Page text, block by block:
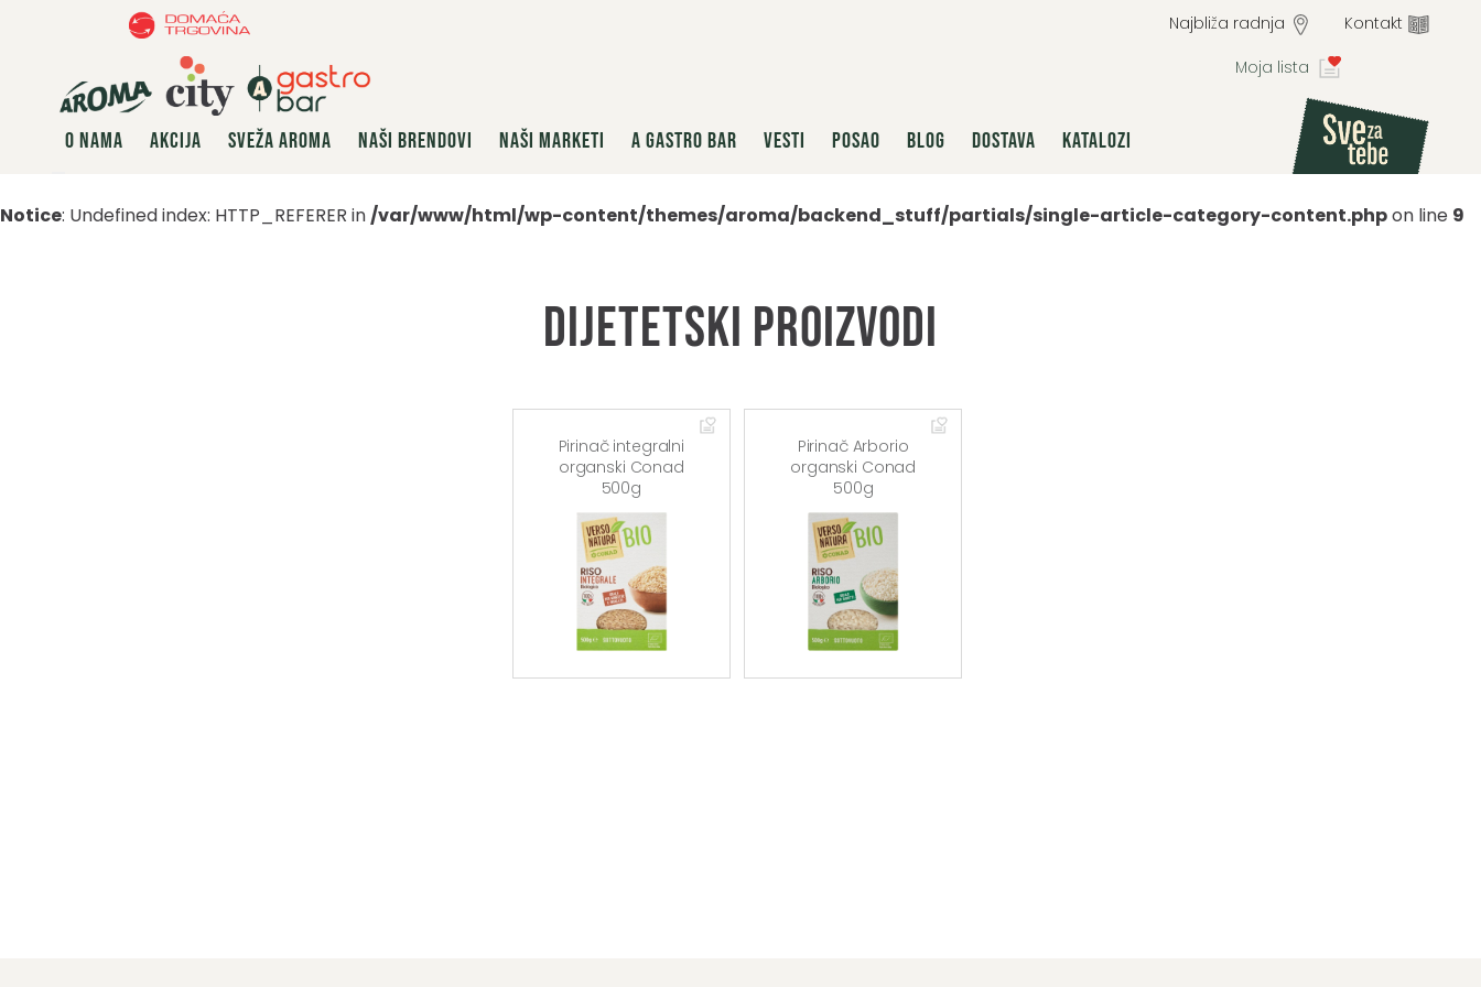
Najbliža radnja Kontakt
O NAMA AKCIJA SVEŽA AROMA NAŠI BRENDOVI NAŠI MARKETI A GASTRO BAR VESTI POSAO BLOG DOSTAVA KATALOZI
Moja lista
Notice: Undefined index: HTTP_REFERER in/var/www/html/wp-content/themes/aroma/backend_stuff/partials/single-article-category-content.phpon line 9
Dijetetski proizvodi
Pirinač integralni
organski Conad
500g
Pirinač Arborio
organski Conad
500g